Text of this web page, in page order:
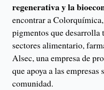
regenerativa y la
encontrar a
pigmentos que desarrolla
sectores alimentario,
Alsec, una empresa de
que apoya a las
comunidad.